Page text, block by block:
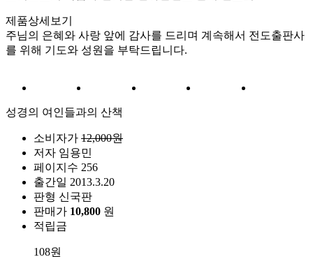
제품상세보기
주님의 은혜와 사랑 앞에 감사를 드리며 계속해서 전도출판사
를 위해 기도와 성원을 부탁드립니다.
성경의 여인들과의 산책
소비자가 12,000원
저자 임용민
페이지수 256
출간일 2013.3.20
판형 신국판
판매가 10,800 원
적립금
108원